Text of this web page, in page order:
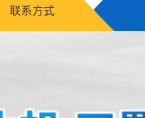
联系方式